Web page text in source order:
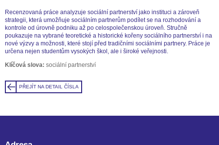
Recenzovaná práce analyzuje sociální partnerství jako instituci a zároveň
strategii, která umožňuje sociálním partnerům podílet se na rozhodování a
kontrole od úrovně podniku až po celospolečenskou úroveň. Stručně
poukazuje na vybrané teoretické a historické kořeny sociálního partnerství i na
nové výzvy a možnosti, které stojí před tradičními sociálními partnery. Práce je
určena nejen studentům vysokých škol, ale i široké veřejnosti.
Klíčová slova: sociální partnerství
PŘEJÍT NA DETAIL ČÍSLA